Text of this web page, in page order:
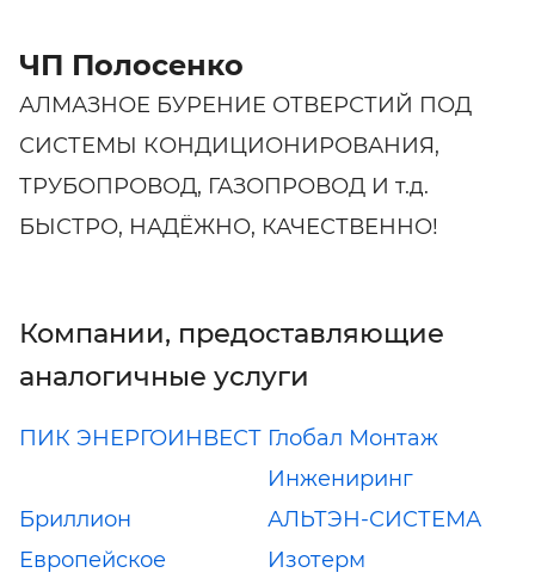
ЧП Полосенко
АЛМАЗНОЕ БУРЕНИЕ ОТВЕРСТИЙ ПОД
СИСТЕМЫ КОНДИЦИОНИРОВАНИЯ,
ТРУБОПРОВОД, ГАЗОПРОВОД И т.д.
БЫСТРО, НАДЁЖНО, КАЧЕСТВЕННО!
Компании, предоставляющие
аналогичные услуги
ПИК ЭНЕРГОИНВЕСТ Глобал Монтаж
Инжениринг
Бриллион
АЛЬТЭН-СИСТЕМА
Европейское
Изотерм